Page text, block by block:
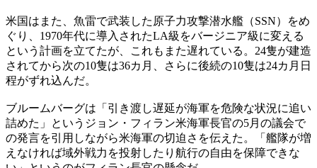
米国はまた、魚雷で武装した原子力攻撃潜水艦（SSN）をめ
ぐり、1970年代に導入されたLA級をバージニア級に変える
という計画を立てたが、これもまた遅れている。24隻が建造
されてから次の10隻は36カ月、さらに後続の10隻は24カ月日
程がずれ込んだ。
ブルームバーグは「引き渡し遅延が海軍を危険な状況に追い
詰めた」というジョン・フィラン米海軍長官の5月の議会で
の発言を引用しながら米海軍の切迫さを伝えた。「艦隊が増
えなければ域外戦力を投射したり航行の自由を保障できな